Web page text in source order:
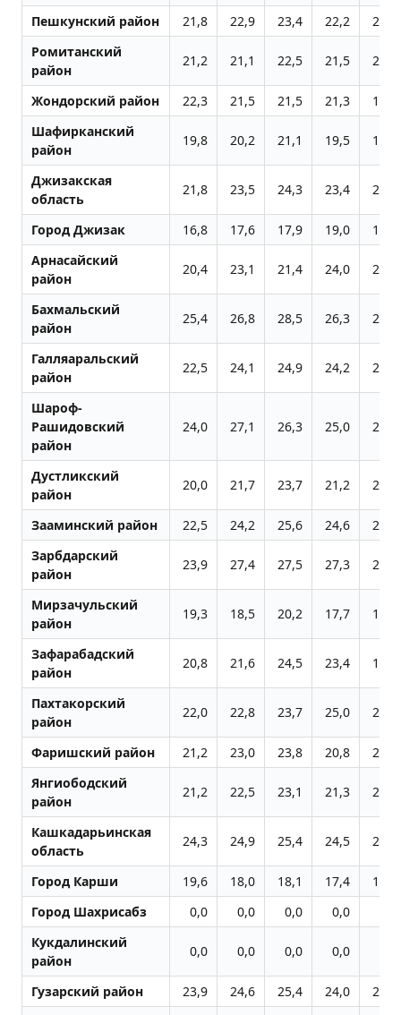
Пешкунский район 21,8 22,9 23,4 22,2
21,5
Ромитанский
район
21,2 21,1 22,5 21,5 21,1
Жондоpский район 22,3 21,5 21,5 21,3
19,5
Шафирканский
район
19,8 20,2 21,1 19,5 18,2
Джизакская
область
21,8 23,5 24,3 23,4 22,7
Город Джизак 16,8 17,6 17,9 19,0
17,3
Арнасайский
район
20,4 23,1 21,4 24,0 20,7
Бахмальский
район
25,4 26,8 28,5 26,3 25,8
Галляаральский
район
22,5 24,1 24,9 24,2 24,4
Шароф-
Рашидовский
район
24,0 27,1 26,3 25,0 24,1
Дустликский
район
20,0 21,7 23,7 21,2 20,4
Зааминский район 22,5 24,2 25,6 24,6
27,1
Зарбдарский
район
23,9 27,4 27,5 27,3 21,0
Мирзачульский
район
19,3 18,5 20,2 17,7 18,4
Зафарабадский
район
20,8 21,6 24,5 23,4 19,1
Пахтакорский
район
22,0 22,8 23,7 25,0 22,7
Фаришский район 21,2 23,0 23,8 20,8
22,3
Янгиободский
район
21,2 22,5 23,1 21,3 21,6
Кашкадарьинская
область
24,3 24,9 25,4 24,5 23,9
Город Карши 19,6 18,0 18,1 17,4
17,0
Город Шахрисабз
0,0 0,0 0,0 0,0
Кукдалинский
район
0,0 0,0 0,0 0,0
Гузарский район 23,9 24,6 25,4 24,0
23,3